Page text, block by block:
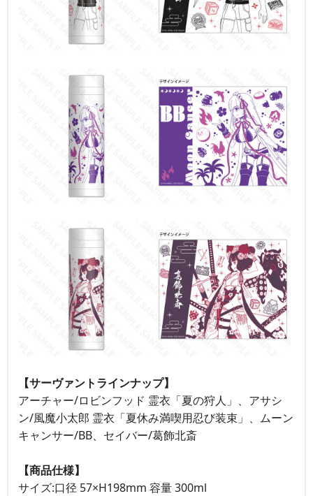
【サーヴァントラインナップ】
アーチャー/ロビンフッド 霊衣「夏の狩人」、アサシ
ン/風魔小太郎 霊衣「夏休み満喫用忍び装束」、ムーン
キャンサー/BB、セイバー/葛飾北斎
【商品仕様】
サイズ:口径 57×H198mm 容量 300ml